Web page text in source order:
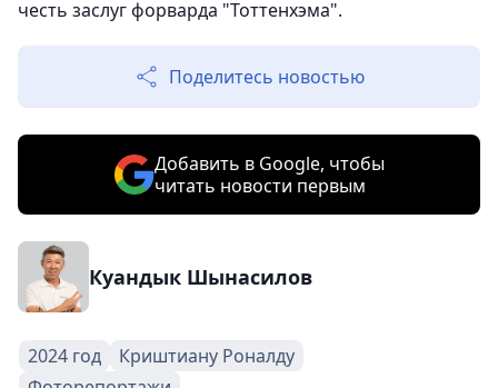
честь заслуг форварда "Тоттенхэма".
Поделитесь новостью
Добавить в Google, чтобы
читать новости первым
Куандык Шынасилов
2024 год
Криштиану Роналду